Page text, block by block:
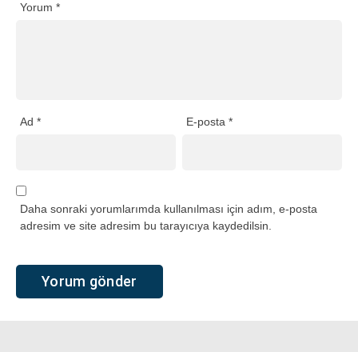
Yorum *
Ad * E-posta*
Daha sonraki yorumlarımda kullanılması için adım, e-posta
adresim ve site adresim bu tarayıcıya kaydedilsin.